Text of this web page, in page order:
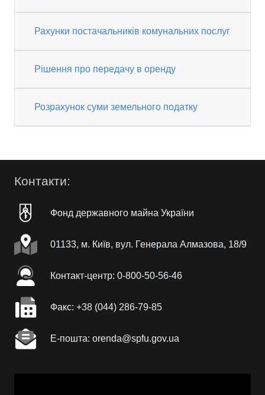
Рахунки постачальників комунальних послуг
Рішення про передачу в оренду
Розрахунок суми земельного податку
Контакти:
Фонд державного майна України
01133, м. Київ, вул. Генерала Алмазова, 18/9
Контакт-центр: 0-800-50-56-46
Факc: +38 (044) 286-79-85
Е-пошта: orenda@spfu.gov.ua